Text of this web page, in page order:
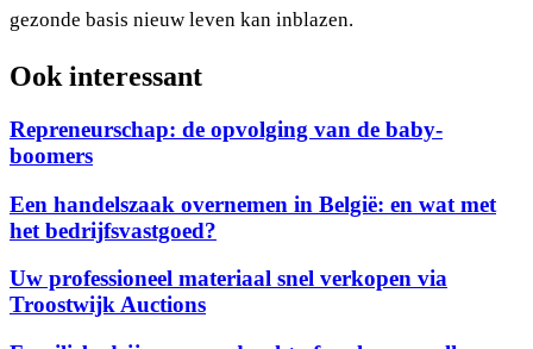
gezonde basis nieuw leven kan inblazen.
Ook interessant
Repreneurschap: de opvolging van de baby-
boomers
Een handelszaak overnemen in België: en wat met
het bedrijfsvastgoed?
Uw professioneel materiaal snel verkopen via
Troostwijk Auctions